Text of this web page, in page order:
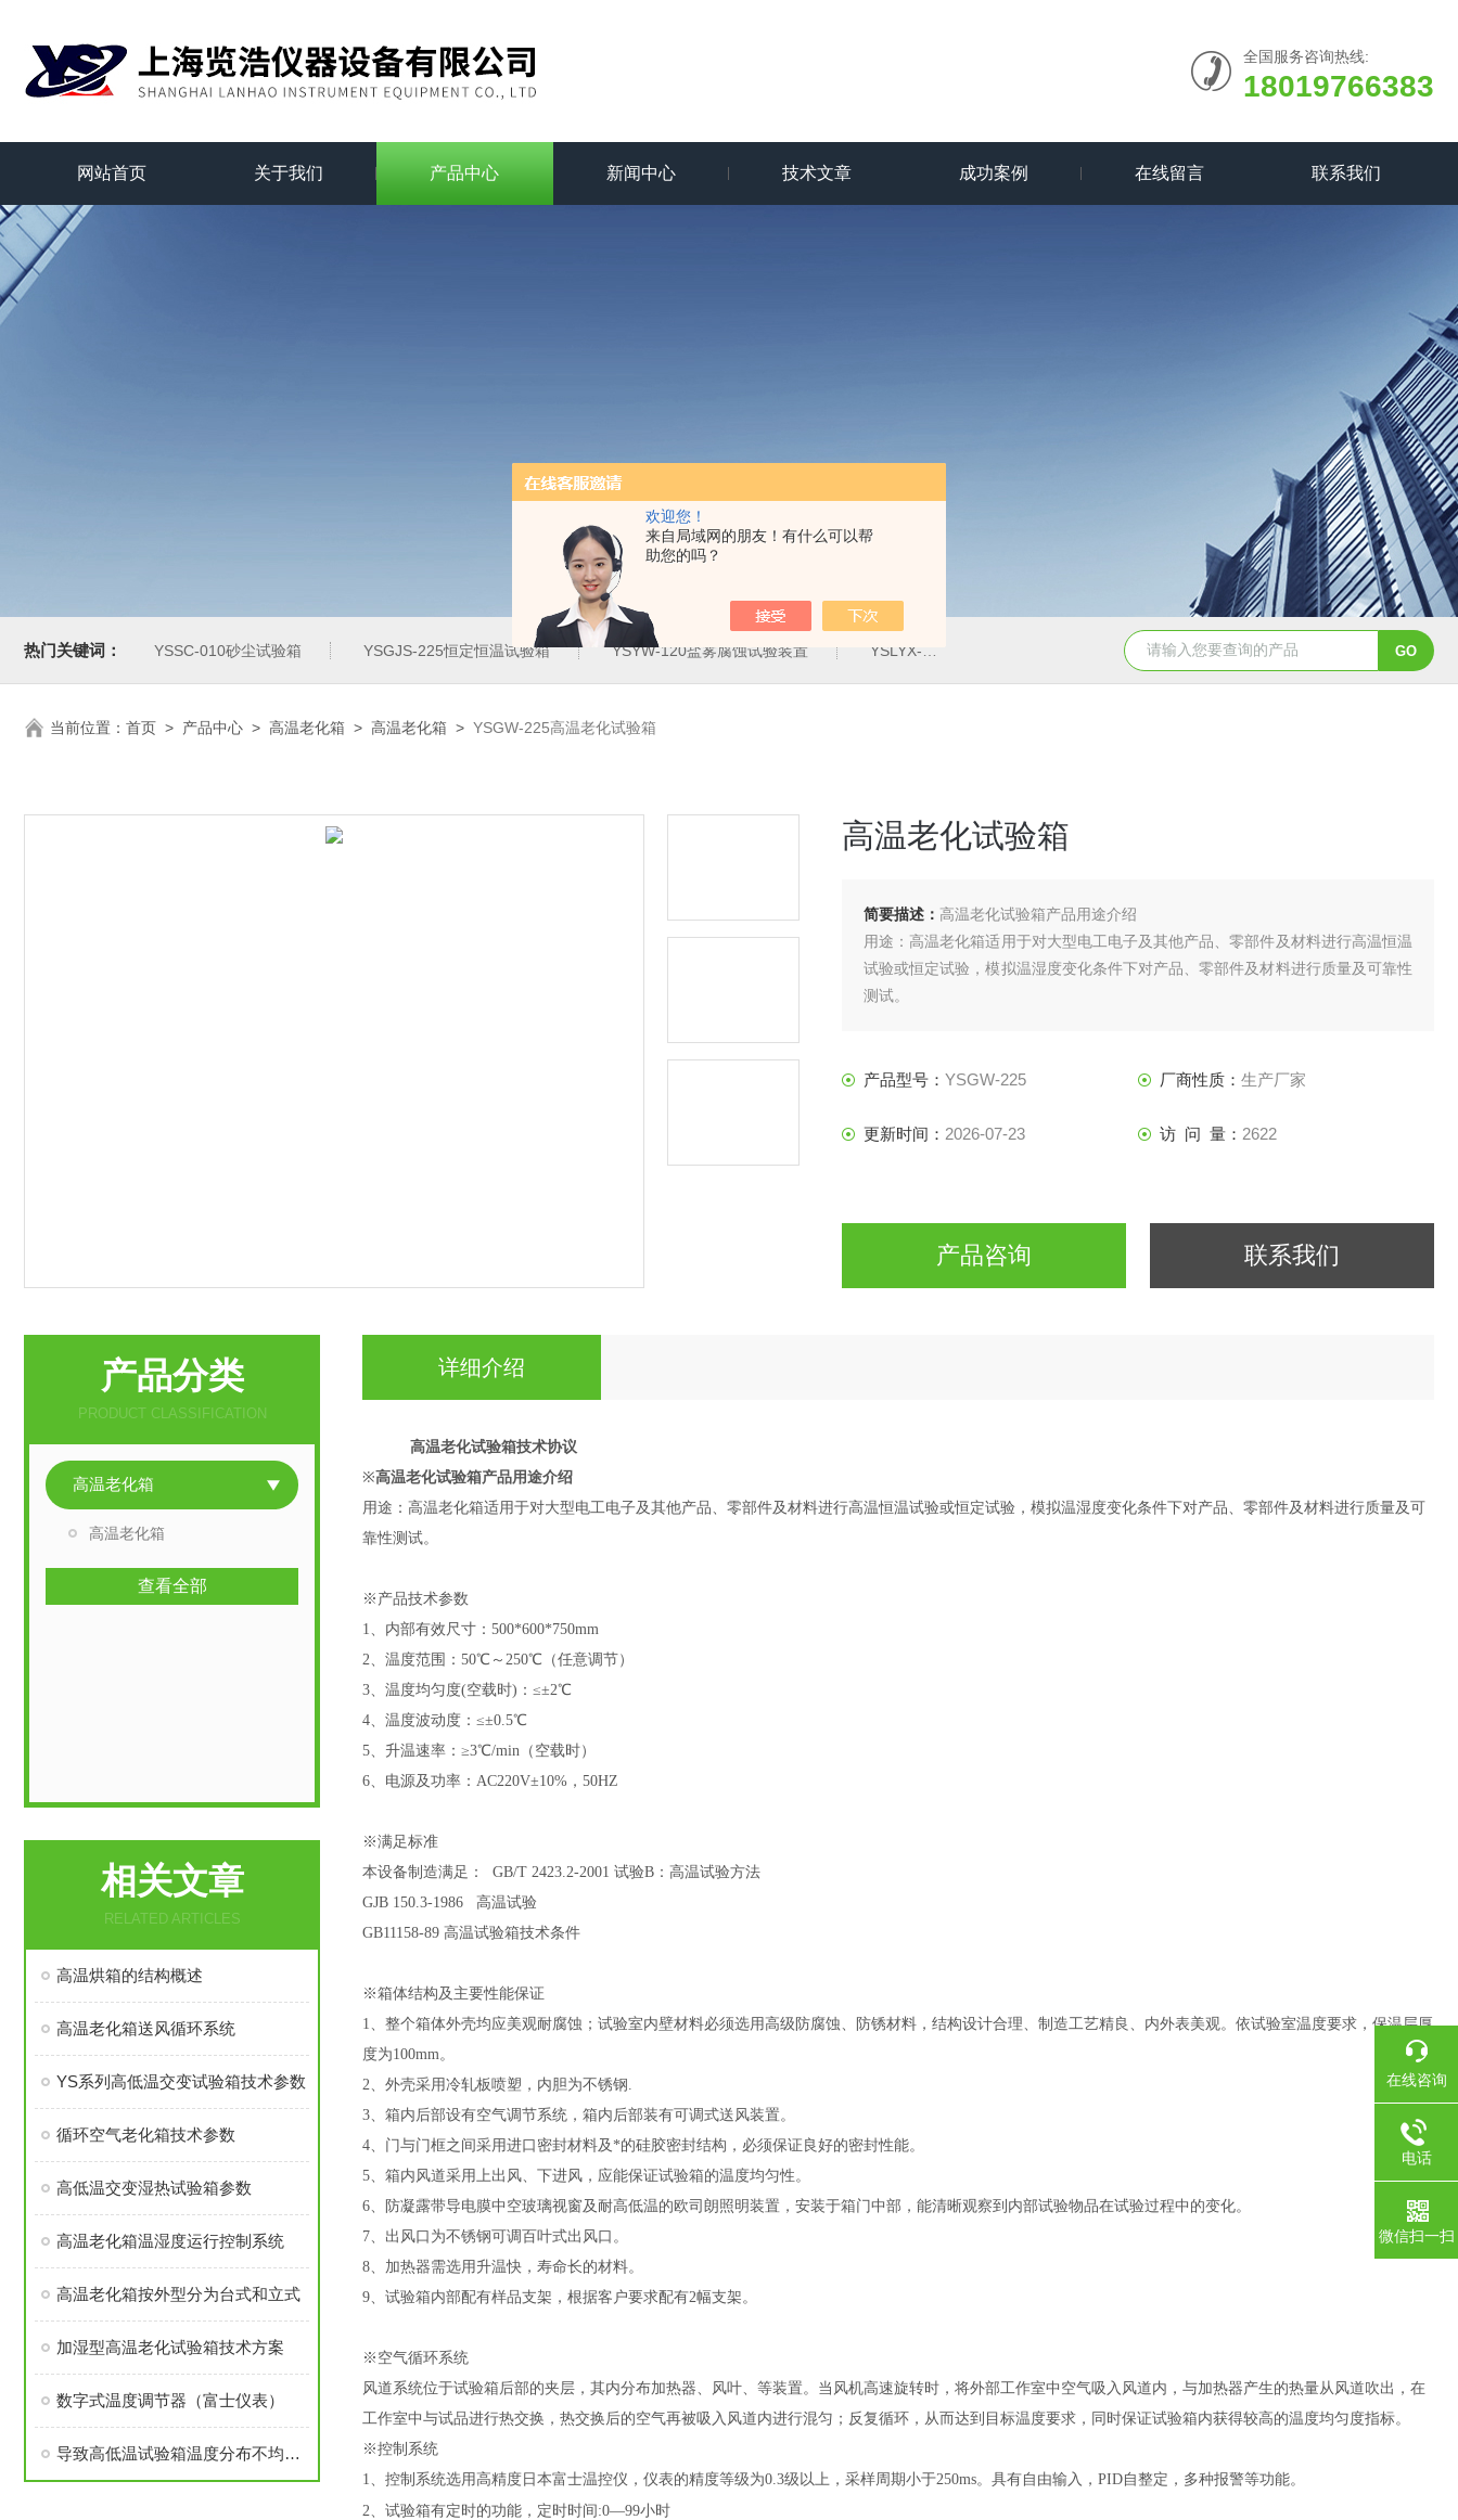
欢迎您！
来自局域网的朋友！有什么可以帮
助您的吗？
全国服务咨询热线:
18019766383
网站首页 关于我们 产品中心 新闻中心 技术文章 成功案例 在线留言 联系我们
热门关键词： YSSC-010砂尘试验箱 YSGJS-225恒定恒温试验箱 YSYW-120盐雾腐蚀试验装置 YSLYX-010防水试验设备 YSCYS-010臭氧老化试验设备
当前位置： 首页 > 产品中心 > 高温老化箱 > 高温老化箱 > YSGW-225高温老化试验箱
高温老化试验箱
简要描述： 高温老化试验箱产品用途介绍
用途：高温老化箱适用于对大型电工电子及其他产品、零部件及材料进行高温恒温
试验或恒定试验，模拟温湿度变化条件下对产品、零部件及材料进行质量及可靠性
测试。
产品型号： YSGW-225 厂商性质： 生产厂家
更新时间： 2026-07-23 访 问 量： 2622
产品咨询 联系我们
产品分类
PRODUCT CLASSIFICATION
高温老化箱
高温老化箱
查看全部
相关文章
RELATED ARTICLES
高温烘箱的结构概述
高温老化箱送风循环系统
YS系列高低温交变试验箱技术参数
循环空气老化箱技术参数
高低温交变湿热试验箱参数
高温老化箱温湿度运行控制系统
高温老化箱按外型分为台式和立式
加湿型高温老化试验箱技术方案
数字式温度调节器（富士仪表）
导致高低温试验箱温度分布不均的几点
详细介绍
高温老化试验箱技术协议
※高温老化试验箱产品用途介绍
用途：高温老化箱适用于对大型电工电子及其他产品、零部件及材料进行高温恒温试验或恒定试验，模拟温湿度变化条件下对产品、零部件及材料进行质量及可
靠性测试。
※产品技术参数
1、内部有效尺寸：500*600*750mm
2、温度范围：50℃～250℃（任意调节）
3、温度均匀度(空载时)：≤±2℃
4、温度波动度：≤±0.5℃
5、升温速率：≥3℃/min（空载时）
6、电源及功率：AC220V±10%，50HZ
※满足标准
本设备制造满足： GB/T 2423.2-2001 试验B：高温试验方法
GJB 150.3-1986 高温试验
GB11158-89 高温试验箱技术条件
※箱体结构及主要性能保证
1、整个箱体外壳均应美观耐腐蚀；试验室内壁材料必须选用高级防腐蚀、防锈材料，结构设计合理、制造工艺精良、内外表美观。依试验室温度要求，保温层厚
度为100mm。
2、外壳采用冷轧板喷塑，内胆为不锈钢.
3、箱内后部设有空气调节系统，箱内后部装有可调式送风装置。
4、门与门框之间采用进口密封材料及*的硅胶密封结构，必须保证良好的密封性能。
5、箱内风道采用上出风、下进风，应能保证试验箱的温度均匀性。
6、防凝露带导电膜中空玻璃视窗及耐高低温的欧司朗照明装置，安装于箱门中部，能清晰观察到内部试验物品在试验过程中的变化。
7、出风口为不锈钢可调百叶式出风口。
8、加热器需选用升温快，寿命长的材料。
9、试验箱内部配有样品支架，根据客户要求配有2幅支架。
※ 空气循环系统
风道系统位于试验箱后部的夹层，其内分布加热器、风叶、等装置。当风机高速旋转时，将外部工作室中空气吸入风道内，与加热器产生的热量从风道吹出，在
工作室中与试品进行热交换，热交换后的空气再被吸入风道内进行混匀；反复循环，从而达到目标温度要求，同时保证试验箱内获得较高的温度均匀度指标。
※控制系统
1、控制系统选用高精度日本富士温控仪，仪表的精度等级为0.3级以上，采样周期小于250ms。具有自由输入，PID自整定，多种报警等功能。
2、试验箱有定时的功能，定时时间:0—99小时
在线咨询
电话
微信扫一扫